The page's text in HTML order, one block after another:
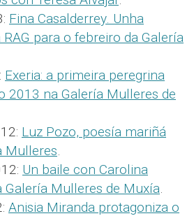
Fina Casalderrey. Unha
para o febreiro da Galería
Exeria: a primeira peregrina
2013 na Galería Mulleres de
Luz Pozo, poesía mariñá
Mulleres.
Un baile con Carolina
Galería Mulleres de Muxía.
Anisia Miranda protagoniza o